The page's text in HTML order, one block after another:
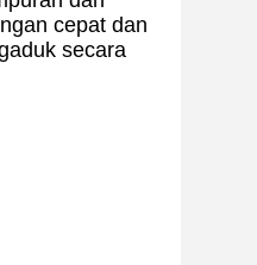
cepat dan
secara